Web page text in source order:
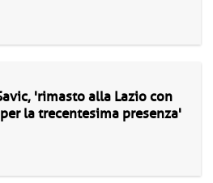
'rimasto alla Lazio con
la trecentesima presenza'